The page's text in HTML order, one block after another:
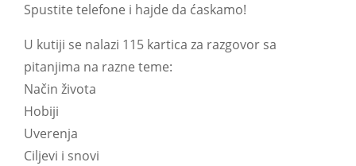
Spustite telefone i hajde da ćaskamo!
U kutiji se nalazi 115 kartica za razgovor sa
pitanjima na razne teme:
Način života
Hobiji
Uverenja
Ciljevi i snovi